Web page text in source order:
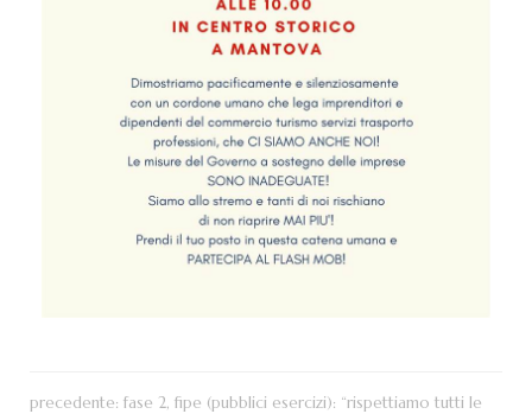
precedente: fase 2, fipe (pubblici esercizi): “rispettiamo tutti le